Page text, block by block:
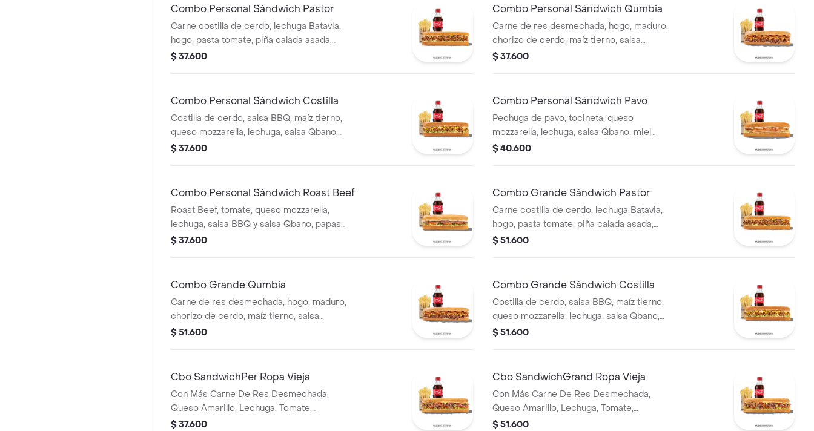
Combo Personal Sándwich Pastor
Carne costilla de cerdo, lechuga Batavia,
hogo, pasta tomate, piña calada asada,
cebolla blanca, cilantro, papas y bebida.
$ 37.600
Combo Personal Sándwich Qumbia
Carne de res desmechada, hogo, maduro,
chorizo de cerdo, maíz tierno, salsa
Qbano, papas y bebida.
$ 37.600
Combo Personal Sándwich Costilla
Costilla de cerdo, salsa BBQ, maíz tierno,
queso mozzarella, lechuga, salsa Qbano,
acompañamiento y bebida.
$ 37.600
Combo Personal Sándwich Pavo
Pechuga de pavo, tocineta, queso
mozzarella, lechuga, salsa Qbano, miel
mostaza, papas a la francesa y bebida.
$ 40.600
Combo Personal Sándwich Roast Beef
Roast Beef, tomate, queso mozzarella,
lechuga, salsa BBQ y salsa Qbano, papas
a la francesa y bebida.
$ 37.600
Combo Grande Sándwich Pastor
Carne costilla de cerdo, lechuga Batavia,
hogo, pasta tomate, piña calada asada,
cebolla blanca y cilantro.
$ 51.600
Combo Grande Qumbia
Carne de res desmechada, hogo, maduro,
chorizo de cerdo, maíz tierno, salsa
Qbano, papas y bebida.
$ 51.600
Combo Grande Sándwich Costilla
Costilla de cerdo, salsa BBQ, maíz tierno,
queso mozzarella, lechuga, salsa Qbano,
acompañamiento y bebida.
$ 51.600
Cbo SandwichPer Ropa Vieja
Con Más Carne De Res Desmechada,
Queso Amarillo, Lechuga, Tomate,
Pimentón, Apio, Mostaza, Salsa Bbq, Pasta
$ 37.600
Cbo SandwichGrand Ropa Vieja
Con Más Carne De Res Desmechada,
Queso Amarillo, Lechuga, Tomate,
Pimentón, Apio, Mostaza, Salsa Bbq, Pasta
$ 51.600